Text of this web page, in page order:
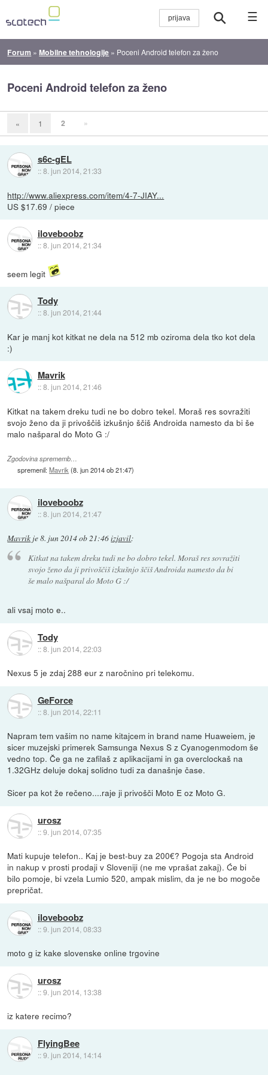
☰
Forum »Mobilne tehnologije » Poceni Android telefon za ženo
Poceni Android telefon za ženo
« 1 2 »
s6c-gEL
::8. jun 2014, 21:33
http://www.aliexpress.com/item/4-7-JIAY...
US $17.69 / piece
iloveboobz
::8. jun 2014, 21:34
seem legit
Tody
::8. jun 2014, 21:44
Kar je manj kot kitkat ne dela na 512 mb oziroma dela tko kot dela
:)
Mavrik
::8. jun 2014, 21:46
Kitkat na takem dreku tudi ne bo dobro tekel. Moraš res sovražiti
svojo ženo da ji privoščiš izkušnjo ščiš Androida namesto da bi še
malo našparal do Moto G :/
Zgodovina sprememb…
spremenil:Mavrik (8. jun 2014 ob 21:47)
iloveboobz
::8. jun 2014, 21:47
Mavrik je8. jun 2014 ob 21:46izjavil:
Kitkat na takem dreku tudi ne bo dobro tekel. Moraš res sovražiti
svojo ženo da ji privoščiš izkušnjo ščiš Androida namesto da bi
še malo našparal do Moto G :/
ali vsaj moto e..
Tody
::8. jun 2014, 22:03
Nexus 5 je zdaj 288 eur z naročnino pri telekomu.
GeForce
::8. jun 2014, 22:11
Napram tem vašim no name kitajcem in brand name Huaweiem, je
sicer muzejski primerek Samsunga Nexus S z Cyanogenmodom še
vedno top. Če ga ne zafilaš z aplikacijami in ga overclockaš na
1.32GHz deluje dokaj solidno tudi za današnje čase.
Sicer pa kot že rečeno....raje ji privošči Moto E oz Moto G.
urosz
::9. jun 2014, 07:35
Mati kupuje telefon.. Kaj je best-buy za 200€? Pogoja sta Android
in nakup v prosti prodaji v Sloveniji (ne me vprašat zakaj). Će bi
bilo pomoje, bi vzela Lumio 520, ampak mislim, da je ne bo mogoče
prepričat.
iloveboobz
::9. jun 2014, 08:33
moto g iz kake slovenske online trgovine
urosz
::9. jun 2014, 13:38
iz katere recimo?
FlyingBee
::9. jun 2014, 14:14